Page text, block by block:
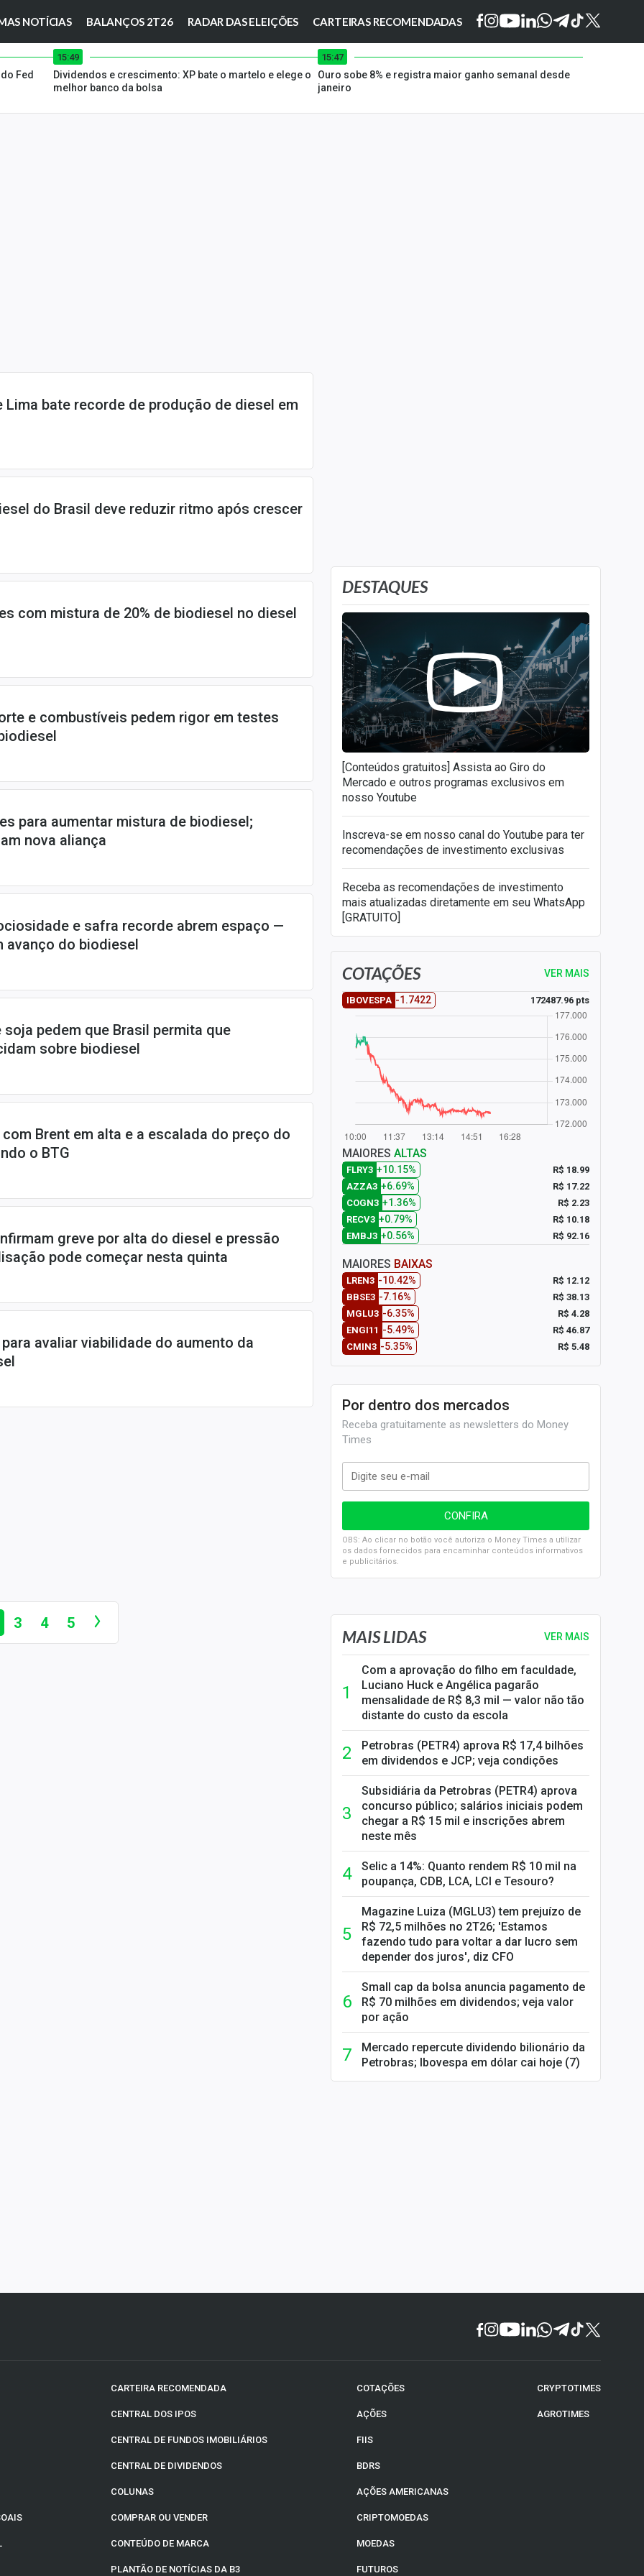
NOTÍCIAS BALANÇOS 2T26 RADAR DAS ELEIÇÕES CARTEIRAS RECOMENDADAS
Fed
15:49
Dividendos e crescimento: XP bate o martelo e elege o
melhor banco da bolsa
15:47
Ouro sobe 8% e registra maior ganho semanal desde
janeiro
Lima bate recorde de produção de diesel em
do Brasil deve reduzir ritmo após crescer
com mistura de 20% de biodiesel no diesel
e combustíveis pedem rigor em testes
para aumentar mistura de biodiesel;
nova aliança
e safra recorde abrem espaço —
avanço do biodiesel
pedem que Brasil permita que
sobre biodiesel
Brent em alta e a escalada do preço do
o BTG
greve por alta do diesel e pressão
pode começar nesta quinta
avaliar viabilidade do aumento da
3 4 5
DESTAQUES
[Conteúdos gratuitos] Assista ao Giro do
Mercado e outros programas exclusivos em
nosso Youtube
Inscreva-se em nosso canal do Youtube para ter
recomendações de investimento exclusivas
Receba as recomendações de investimento
mais atualizadas diretamente em seu WhatsApp
[GRATUITO]
COTAÇÕES VER MAIS
IBOVESPA -1.7422 172487.96 pts
MAIORES ALTAS
FLRY3 +10.15%
R$ 18.99
AZZA3 +6.69%
R$ 17.22
COGN3 +1.36%
R$ 2.23
RECV3 +0.79%
R$ 10.18
EMBJ3 +0.56% R$ 92.16
MAIORES BAIXAS
LREN3 -10.42%
R$ 12.12
BBSE3 -7.16%
R$ 38.13
MGLU3 -6.35%
R$ 4.28
ENGI11 -5.49%
R$ 46.87
CMIN3 -5.35% R$ 5.48
Por dentro dos mercados
Receba gratuitamente as newsletters do Money
Times
OBS: Ao clicar no botão você autoriza o Money Times a utilizar
os dados fornecidos para encaminhar conteúdos informativos
e publicitários.
SELIC em 14%: A repercussão da decisão sobre os JUROS
MAIS LIDAS VER MAIS
Com a aprovação do filho em faculdade,
Luciano Huck e Angélica pagarão
mensalidade de R$ 8,3 mil — valor não tão
distante do custo da escola
Petrobras (PETR4) aprova R$ 17,4 bilhões
em dividendos e JCP; veja condições
Subsidiária da Petrobras (PETR4) aprova
concurso público; salários iniciais podem
chegar a R$ 15 mil e inscrições abrem
neste mês
Selic a 14%: Quanto rendem R$ 10 mil na
poupança, CDB, LCA, LCI e Tesouro?
Magazine Luiza (MGLU3) tem prejuízo de
R$ 72,5 milhões no 2T26; 'Estamos
fazendo tudo para voltar a dar lucro sem
depender dos juros', diz CFO
Small cap da bolsa anuncia pagamento de
R$ 70 milhões em dividendos; veja valor
por ação
Mercado repercute dividendo bilionário da
Petrobras; Ibovespa em dólar cai hoje (7)
CARTEIRA RECOMENDADA
CENTRAL DOS IPOS
CENTRAL DE FUNDOS IMOBILIÁRIOS
CENTRAL DE DIVIDENDOS
COLUNAS
COMPRAR OU VENDER
CONTEÚDO DE MARCA
PLANTÃO DE NOTÍCIAS DA B3
COTAÇÕES
AÇÕES
FIIS
BDRS
AÇÕES AMERICANAS
CRIPTOMOEDAS
MOEDAS
FUTUROS
CRYPTOTIMES
AGROTIMES